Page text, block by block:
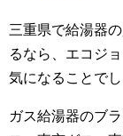
三重県で給湯器
るなら、エコジ
気になることでし
ガス給湯器のブ